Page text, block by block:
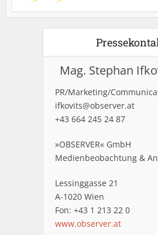
Mag. Stephan
PR/Marketing/
ifkovits@observer.at
+43 664 245 24 87
»OBSERVER« GmbH
Medienbeobachtung &
Lessinggasse 21
A-1020 Wien
Fon: +43 1 213 22 0
www.observer.at